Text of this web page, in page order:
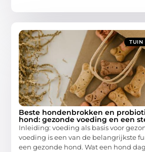
TUIN
Beste hondenbrokken en
hond: gezonde voeding en een
Inleiding: voeding als basis voor
voeding is een van de belangrijkste
een gezonde hond. Wat een hond